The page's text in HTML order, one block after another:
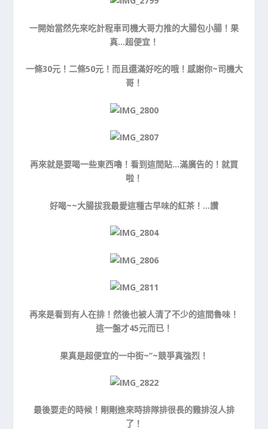
一開始當然先來吃計程車司機大哥力推的大腸包小腸！果
真…超便宜！
一條30元！二條50元！而且還滿好吃的哦！感謝你~司機大
哥！
再來就是要喝一些東西嚕！看到這間貼…滿廣告的！就買
啦！
好喝~~大腸拔我最愛這種古早味的紅茶！…讚
再來是看到有人在排！然後也被人清了不少的這間魯味！
這一盤才45元而已！
果真是超便宜的一中街~”~競爭真強烈！
最後要走的時候！剛剛進來時排隊排很長的雞排沒人排
了！